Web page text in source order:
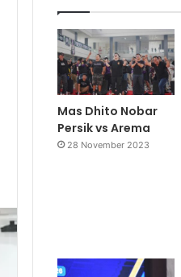
Mas Dhito Nobar
Persik vs Arema
28 November 2023